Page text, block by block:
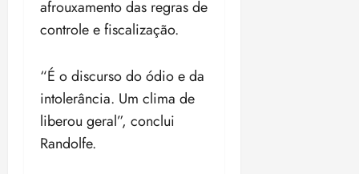
afrouxamento das regras de
controle e fiscalização.
“É o discurso do ódio e da
intolerância. Um clima de
liberou geral”, conclui
Randolfe.